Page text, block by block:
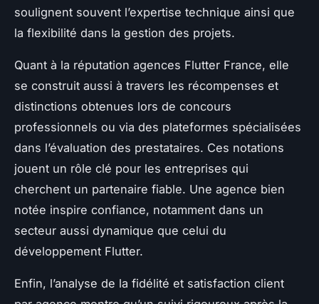
soulignent souvent l’expertise technique ainsi que
la flexibilité dans la gestion des projets.
Quant à la réputation agences Flutter France, elle
se construit aussi à travers les récompenses et
distinctions obtenues lors de concours
professionnels ou via des plateformes spécialisées
dans l’évaluation des prestataires. Ces notations
jouent un rôle clé pour les entreprises qui
cherchent un partenaire fiable. Une agence bien
notée inspire confiance, notamment dans un
secteur aussi dynamique que celui du
développement Flutter.
Enfin, l’analyse de la fidélité et satisfaction client